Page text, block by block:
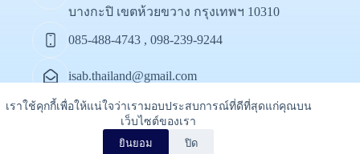
เราใช้คุกกี้เพื่อให้แน่ใจว่าเรามอบประสบการณ์ที่ดีที่สุดแก่คุณบน
เว็บไซต์ของเรา
ยินยอม
ปิด
บางกะปิ เขตห้วยขวาง กรุงเทพฯ 10310
085-488-4743 , 098-239-9244
isab.thailand@gmail.com
watsana2020
ติดต่อเรา